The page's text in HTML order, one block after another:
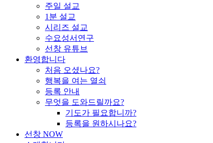
주일 설교
1분 설교
시리즈 설교
수요성서연구
선창 유튜브
환영합니다
처음 오셨나요?
행복을 여는 열쇠
등록 안내
무엇을 도와드릴까요?
기도가 필요합니까?
등록을 원하시나요?
선창 NOW